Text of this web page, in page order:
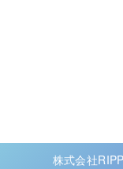
株式会社